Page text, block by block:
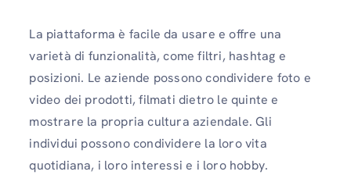
La piattaforma è facile da usare e offre una
varietà di funzionalità, come filtri, hashtag e
posizioni. Le aziende possono condividere foto e
video dei prodotti, filmati dietro le quinte e
mostrare la propria cultura aziendale. Gli
individui possono condividere la loro vita
quotidiana, i loro interessi e i loro hobby.